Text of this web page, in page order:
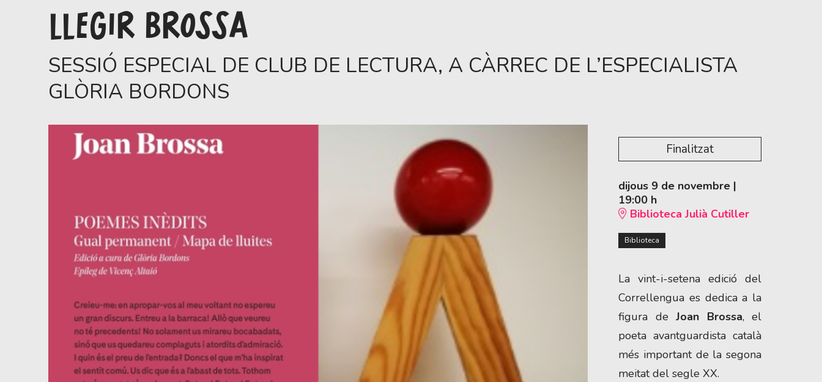
LLEGIR BROSSA
SESSIÓ ESPECIAL DE CLUB DE LECTURA, A CÀRREC DE L’ESPECIALISTA
GLÒRIA BORDONS
Finalitzat
dijous 9 de novembre |
19:00 h
Biblioteca Julià Cutiller
Biblioteca
La vint-i-setena edició del
Correllengua es dedica a la
figura de Joan Brossa, el
poeta avantguardista català
més important de la segona
meitat del segle XX.